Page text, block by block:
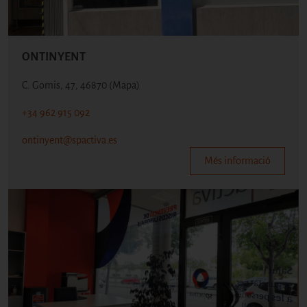
ONTINYENT
C. Gomis, 47, 46870 (Mapa)
+34 962 915 092
ontinyent@spactiva.es
Més informació